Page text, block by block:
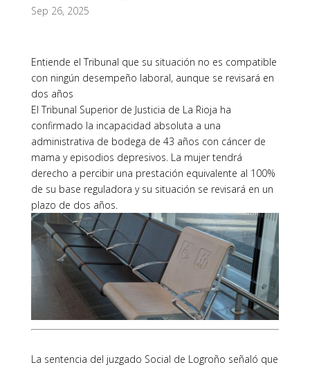
Sep 26, 2025
Entiende el Tribunal que su situación no es compatible
con ningún desempeño laboral, aunque se revisará en
dos años
El Tribunal Superior de Justicia de La Rioja ha
confirmado la incapacidad absoluta a una
administrativa de bodega de 43 años con cáncer de
mama y episodios depresivos. La mujer tendrá
derecho a percibir una prestación equivalente al 100%
de su base reguladora y su situación se revisará en un
plazo de dos años.
La sentencia del juzgado Social de Logroño señaló que